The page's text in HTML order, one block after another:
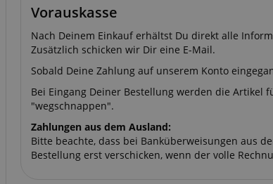
Vorauskasse
Nach Deinem Einkauf erhältst Du direkt alle
Zusätzlich schicken wir Dir eine E-Mail.
Sobald Deine Zahlung auf unserem Konto
Bei Eingang Deiner Bestellung werden die Artikel
"wegschnappen".
Zahlungen aus dem Ausland:
Bitte beachte, dass bei Banküberweisungen aus
Bestellung erst verschicken, wenn der volle